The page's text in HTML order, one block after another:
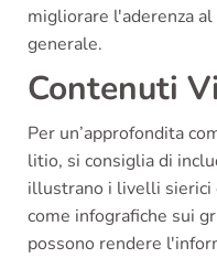
migliorare l'aderenza
generale.
Contenuti
Per un’approfondita
litio, si consiglia di
illustrano i livelli sierici
come infografiche sui
possono rendere